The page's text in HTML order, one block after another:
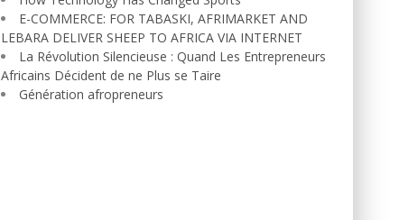
E-COMMERCE: FOR TABASKI, AFRIMARKET AND
LEBARA DELIVER SHEEP TO AFRICA VIA INTERNET
La Révolution Silencieuse : Quand Les Entrepreneurs
Africains Décident de ne Plus se Taire
Génération afropreneurs